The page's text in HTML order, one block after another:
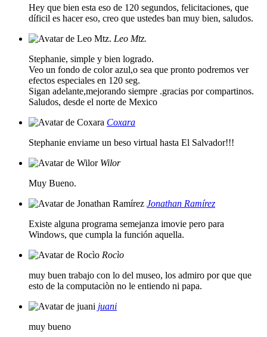
Hey que bien esta eso de 120 segundos, felicitaciones, que
díficil es hacer eso, creo que ustedes ban muy bien, saludos.
Leo Mtz.
Stephanie, simple y bien logrado.
Veo un fondo de color azul,o sea que pronto podremos ver
efectos especiales en 120 seg.
Sigan adelante,mejorando siempre .gracias por compartinos.
Saludos, desde el norte de Mexico
Coxara
Stephanie enviame un beso virtual hasta El Salvador!!!
Wilor
Muy Bueno.
Jonathan Ramírez
Existe alguna programa semejanza imovie pero para
Windows, que cumpla la función aquella.
Rocìo
muy buen trabajo con lo del museo, los admiro por que que
esto de la computaciòn no le entiendo ni papa.
juani
muy bueno